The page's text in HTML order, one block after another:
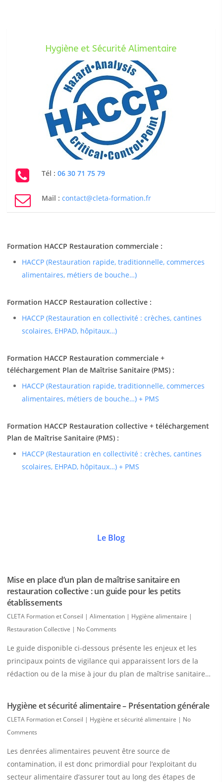
Hygiène et Sécurité Alimentaire
Tél : 06 30 71 75 79
Mail : contact@cleta-formation.fr
Formation HACCP Restauration commerciale :
HACCP (Restauration rapide, traditionnelle, commerces
alimentaires, métiers de bouche…)
Formation HACCP Restauration collective :
HACCP (Restauration en collectivité : crèches, cantines
scolaires, EHPAD, hôpitaux…)
Formation HACCP Restauration commerciale +
téléchargement Plan de Maîtrise Sanitaire (PMS) :
HACCP (Restauration rapide, traditionnelle, commerces
alimentaires, métiers de bouche…) + PMS
Formation HACCP Restauration collective + téléchargement
Plan de Maîtrise Sanitaire (PMS) :
HACCP (Restauration en collectivité : crèches, cantines
scolaires, EHPAD, hôpitaux…) + PMS
Le Blog
Mise en place d’un plan de maîtrise sanitaire en
restauration collective : un guide pour les petits
établissements
CLETA Formation et Conseil | Alimentation | Hygiène alimentaire |
Restauration Collective | No Comments
Le guide disponible ci-dessous présente les enjeux et les
principaux points de vigilance qui apparaissent lors de la
rédaction ou de la mise à jour du plan de maîtrise sanitaire…
Hygiène et sécurité alimentaire – Présentation générale
CLETA Formation et Conseil | Hygiène et sécurité alimentaire | No
Comments
Les denrées alimentaires peuvent être source de
contamination, il est donc primordial pour l’exploitant du
secteur alimentaire d’assurer tout au long des étapes de